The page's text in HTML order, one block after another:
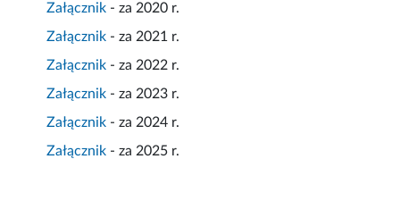
Załącznik - za 2020 r.
Załącznik - za 2021 r.
Załącznik - za 2022 r.
Załącznik - za 2023 r.
Załącznik - za 2024 r.
Załącznik - za 2025 r.